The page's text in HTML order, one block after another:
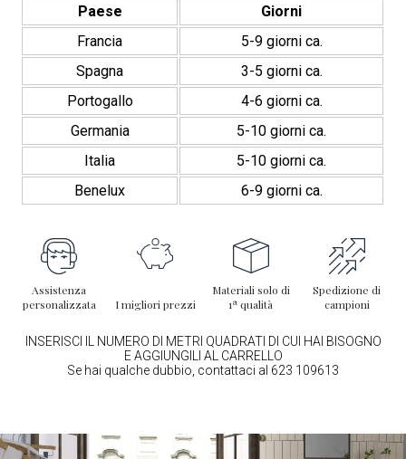
Paese
Giorni
Francia
5-9 giorni ca.
Spagna
3-5 giorni ca.
Portogallo
4-6 giorni ca.
Germania
5-10 giorni ca.
Italia
5-10 giorni ca.
Benelux
6-9 giorni ca.
Assistenza
personalizzata
I migliori prezzi
Materiali solo di
1ª qualità
Spedizione di
campioni
INSERISCI IL NUMERO DI METRI QUADRATI DI CUI HAI BISOGNO
E AGGIUNGILI AL CARRELLO
Se hai qualche dubbio, contattaci al 623 109613